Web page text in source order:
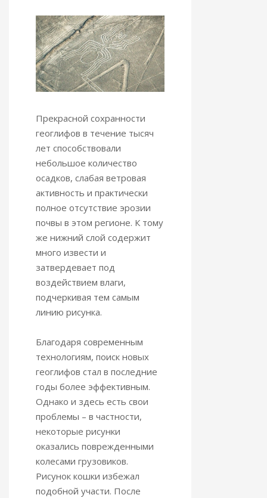
Прекрасной сохранности
геоглифов в течение тысяч
лет способствовали
небольшое количество
осадков, слабая ветровая
активность и практически
полное отсутствие эрозии
почвы в этом регионе. К тому
же нижний слой содержит
много извести и
затвердевает под
воздействием влаги,
подчеркивая тем самым
линию рисунка.
Благодаря современным
технологиям, поиск новых
геоглифов стал в последние
годы более эффективным.
Однако и здесь есть свои
проблемы – в частности,
некоторые рисунки
оказались поврежденными
колесами грузовиков.
Рисунок кошки избежал
подобной участи. После